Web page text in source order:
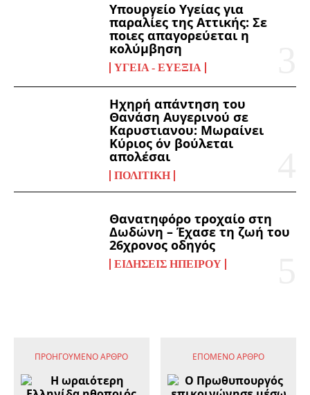
Υπουργείο Υγείας για
παραλίες της Αττικής: Σε
ποιες απαγορεύεται η
κολύμβηση
ΥΓΕΊΑ - ΕΥΕΞΊΑ
Ηχηρή απάντηση του
Θανάση Αυγερινού σε
Καρυστιανου: Μωραίνει
Κύριος όν βούλεται
απολέσαι
ΠΟΛΙΤΙΚΉ
Θανατηφόρο τροχαίο στη
Δωδώνη – Έχασε τη ζωή του
26χρονος οδηγός
ΕΙΔΉΣΕΙΣ ΗΠΕΊΡΟΥ
ΠΡΟΗΓΟΎΜΕΝΟ ΆΡΘΡΟ ΕΠΌΜΕΝΟ ΆΡΘΡΟ